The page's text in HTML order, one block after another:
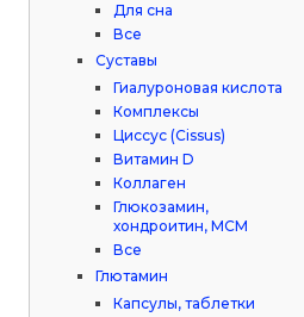
Для сна
Все
Суставы
Гиалуроновая кислота
Комплексы
Циссус (Cissus)
Витамин D
Коллаген
Глюкозамин,
хондроитин, МСМ
Все
Глютамин
Капсулы, таблетки